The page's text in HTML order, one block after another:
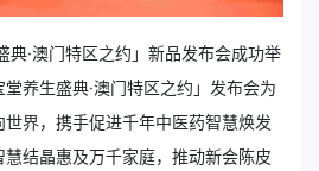
典·澳门特区之约」新品发布会成功举
养生盛典·澳门特区之约」发布会为
界，携手促进千年中医药智慧焕发
结晶惠及万千家庭，推动新会陈皮